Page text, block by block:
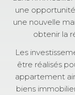
une
une nouvelle
obtenir la
Les
être réalisés
appartement
biens